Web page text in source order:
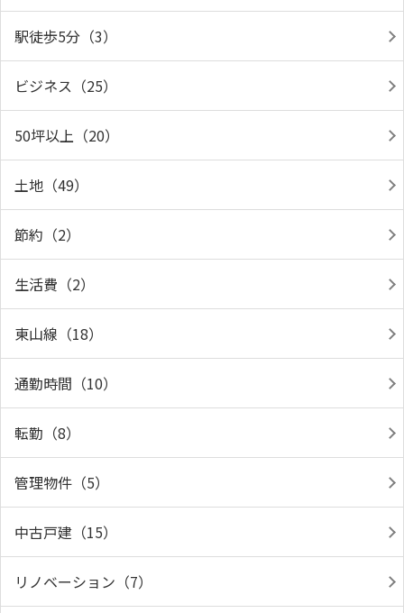
駅徒歩5分（3）
ビジネス（25）
50坪以上（20）
土地（49）
節約（2）
生活費（2）
東山線（18）
通勤時間（10）
転勤（8）
管理物件（5）
中古戸建（15）
リノベーション（7）